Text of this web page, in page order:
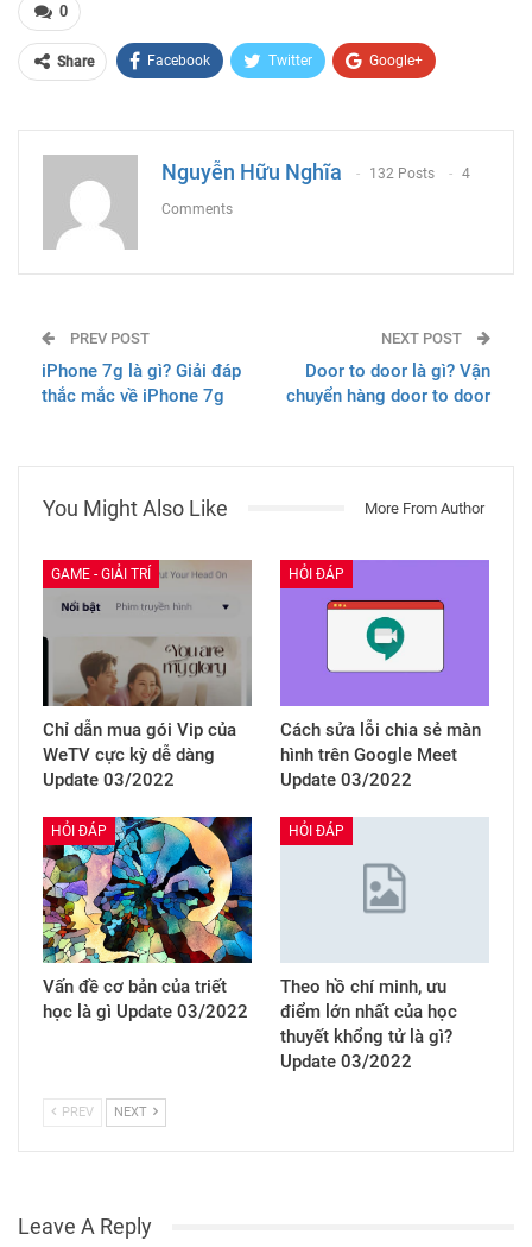
0
Share Facebook Twitter Google+
Nguyễn Hữu Nghĩa 132 Posts 4
Comments
PREV POST
iPhone 7g là gì? Giải đáp
thắc mắc về iPhone 7g
NEXT POST
Door to door là gì? Vận
chuyển hàng door to door
You Might Also Like More From Author
GAME - GIẢI TRÍ
Chỉ dẫn mua gói Vip của
WeTV cực kỳ dễ dàng
Update 03/2022
HỎI ĐÁP
Cách sửa lỗi chia sẻ màn
hình trên Google Meet
Update 03/2022
HỎI ĐÁP
Vấn đề cơ bản của triết
học là gì Update 03/2022
HỎI ĐÁP
Theo hồ chí minh, ưu
điểm lớn nhất của học
thuyết khổng tử là gì?
Update 03/2022
PREV NEXT
Leave A Reply